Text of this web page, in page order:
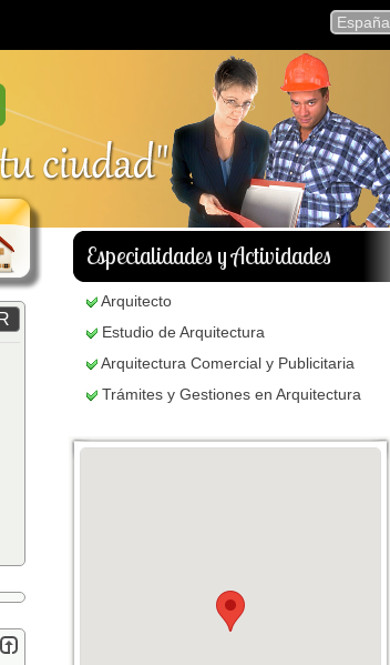
Especialidades y Actividades
Arquitecto
Estudio de Arquitectura
Arquitectura Comercial y Publicitaria
Trámites y Gestiones en Arquitectura